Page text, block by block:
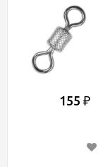
155 ₽